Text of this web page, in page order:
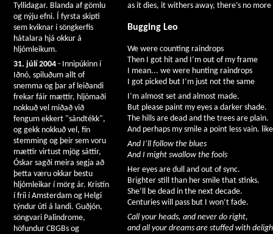
Tyllidagar. Blanda af gömlu
og nýju efni. Í fyrsta skipti
sem kviknar í söngkerfis
hátalara hjá okkur á
hljómleikum.
31. júlí 2004 - Innipúkinn í
Iðnó, spiluðum allt of
snemma og þar af leiðandi
frekar fáir mættir, hljómaði
nokkuð vel miðað við
fengum ekkert "sándtékk",
og gekk nokkuð vel, fín
stemming og þeir sem voru
mættir virtust mjög sáttir,
Óskar sagði meira segja að
þetta væru okkar bestu
hljómleikar í mörg ár. Kristín
í fríi í Amsterdam og Helgi
týndur úti á landi. Guðjón,
söngvari Palindrome,
höfundur CBGBs og
as it dies, it withers away, there’s no
Bugging Leo
We were counting raindrops
Then I got hit and I’m out of my frame
I mean... we were hunting raindrops
I got picked but I‘m just not the same
I‘m almost set and almost made.
But please paint my eyes a darker shade.
The hills are dead and the trees are plain.
And perhaps my smile a point less vain.
And I‘ll follow the blues
And I might swallow the fools
Her eyes are dull and out of sync.
Brighter still than her smile that stinks.
She‘ll be dead in the next decade.
Centuries will pass but I won‘t fade.
Call your heads, and never do right,
and all your dreams are stuffed with